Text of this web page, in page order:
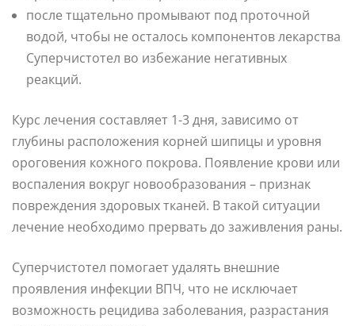
после тщательно промывают под проточной
водой, чтобы не осталось компонентов лекарства
Суперчистотел во избежание негативных
реакций.
Курс лечения составляет 1-3 дня, зависимо от
глубины расположения корней шипицы и уровня
ороговения кожного покрова. Появление крови или
воспаления вокруг новообразования – признак
повреждения здоровых тканей. В такой ситуации
лечение необходимо прервать до заживления раны.
Суперчистотел помогает удалять внешние
проявления инфекции ВПЧ, что не исключает
возможность рецидива заболевания, разрастания